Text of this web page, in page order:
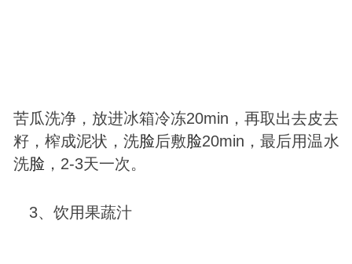
苦瓜洗净，放进冰箱冷冻20min，再取出去皮去
籽，榨成泥状，洗脸后敷脸20min，最后用温水
洗脸 ，2-3天一次。
3、饮用果蔬汁